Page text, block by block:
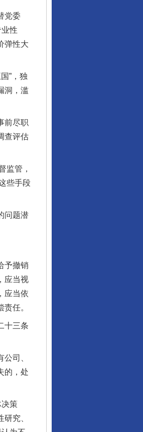
党委
性
弹性大
”，独
洞，滥
前尽职
查评估
监管，
些手段
问题潜
予撤销
应当视
应当依
任。
十三条
司、
的，处
策
究、